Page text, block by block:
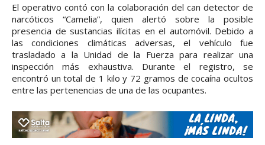
El operativo contó con la colaboración del can detector de
narcóticos “Camelia”, quien alertó sobre la posible
presencia de sustancias ilícitas en el automóvil. Debido a
las condiciones climáticas adversas, el vehículo fue
trasladado a la Unidad de la Fuerza para realizar una
inspección más exhaustiva. Durante el registro, se
encontró un total de 1 kilo y 72 gramos de cocaína ocultos
entre las pertenencias de una de las ocupantes.